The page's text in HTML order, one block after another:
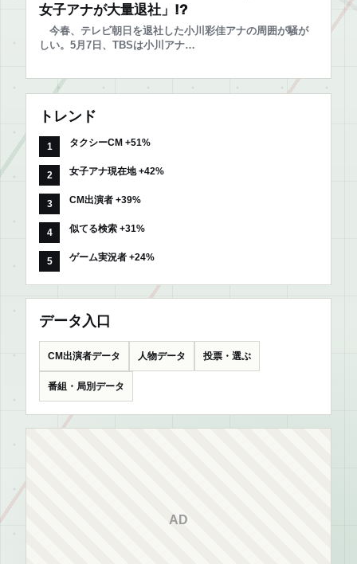
女子アナが大量退社」!?
今春、テレビ朝日を退社した小川彩佳アナの周囲が騒が
しい。5月7日、TBSは小川アナ…
トレンド
タクシーCM +51%
女子アナ現在地 +42%
CM出演者 +39%
似てる検索 +31%
ゲーム実況者 +24%
データ入口
CM出演者データ 人物データ 投票・選ぶ
番組・局別データ
AD